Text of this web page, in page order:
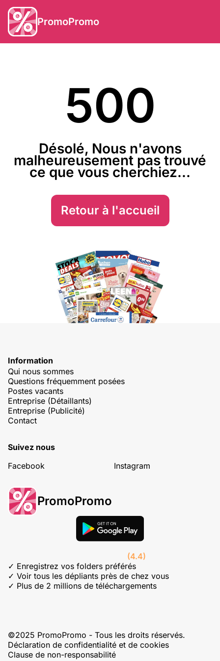
PromoPromo
500
Désolé, Nous n'avons
malheureusement pas trouvé
ce que vous cherchiez...
Retour à l'accueil
Information
Qui nous sommes
Questions fréquemment posées
Postes vacants
Entreprise (Détaillants)
Entreprise (Publicité)
Contact
Suivez nous
Facebook
Instagram
PromoPromo
(4.4)
✓ Enregistrez vos folders préférés
✓ Voir tous les dépliants près de chez vous
✓ Plus de 2 millions de téléchargements
©2025 PromoPromo - Tous les droits réservés.
Déclaration de confidentialité et de cookies
Clause de non-responsabilité